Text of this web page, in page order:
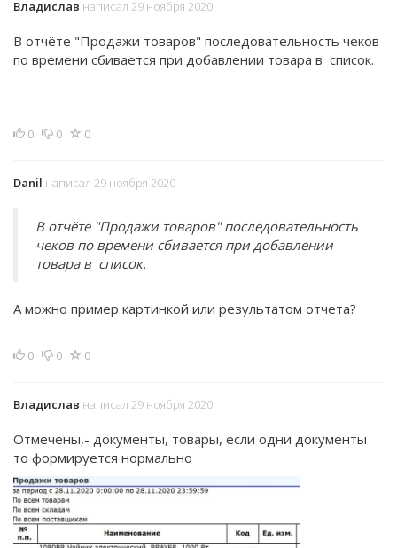
Владислав написал 29 ноября 2020
В отчёте "Продажи товаров" последовательность чеков
по времени сбивается при добавлении товара в список.
0 0 0
Danil написал 29 ноября 2020
В отчёте "Продажи товаров" последовательность
чеков по времени сбивается при добавлении
товара в список.
А можно пример картинкой или результатом отчета?
0 0 0
Владислав написал 29 ноября 2020
Отмечены,- документы, товары, если одни документы
то формируется нормально